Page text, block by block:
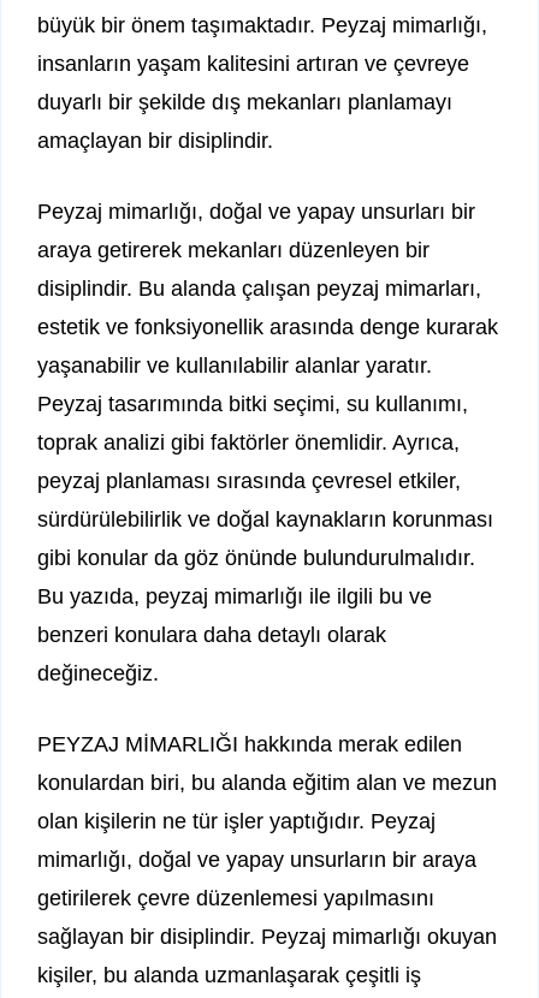
büyük bir önem taşımaktadır. Peyzaj mimarlığı,
insanların yaşam kalitesini artıran ve çevreye
duyarlı bir şekilde dış mekanları planlamayı
amaçlayan bir disiplindir.
Peyzaj mimarlığı, doğal ve yapay unsurları bir
araya getirerek mekanları düzenleyen bir
disiplindir. Bu alanda çalışan peyzaj mimarları,
estetik ve fonksiyonellik arasında denge kurarak
yaşanabilir ve kullanılabilir alanlar yaratır.
Peyzaj tasarımında bitki seçimi, su kullanımı,
toprak analizi gibi faktörler önemlidir. Ayrıca,
peyzaj planlaması sırasında çevresel etkiler,
sürdürülebilirlik ve doğal kaynakların korunması
gibi konular da göz önünde bulundurulmalıdır.
Bu yazıda, peyzaj mimarlığı ile ilgili bu ve
benzeri konulara daha detaylı olarak
değineceğiz.
PEYZAJ MİMARLIĞI hakkında merak edilen
konulardan biri, bu alanda eğitim alan ve mezun
olan kişilerin ne tür işler yaptığıdır. Peyzaj
mimarlığı, doğal ve yapay unsurların bir araya
getirilerek çevre düzenlemesi yapılmasını
sağlayan bir disiplindir. Peyzaj mimarlığı okuyan
kişiler, bu alanda uzmanlaşarak çeşitli iş